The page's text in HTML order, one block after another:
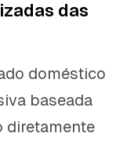
das
doméstico
baseada
diretamente